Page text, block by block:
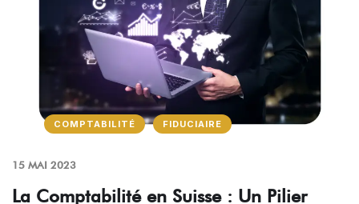
COMPTABILITÉ FIDUCIAIRE
15 MAI 2023
La Comptabilité en Suisse : Un Pilier